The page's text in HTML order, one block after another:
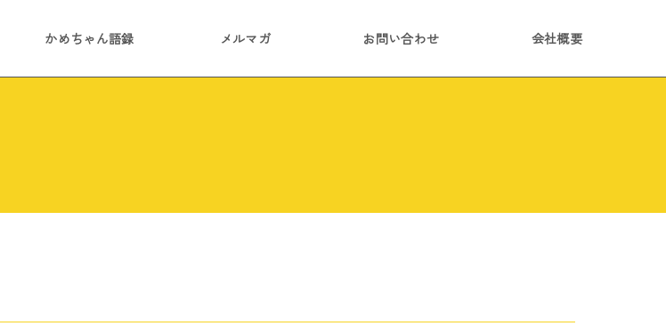
かめちゃん語録 メルマガ お問い合わせ 会社概要